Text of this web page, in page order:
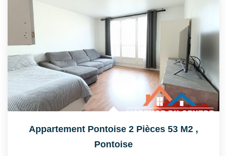
Appartement Pontoise 2 Pièces 53 M2 ,
Pontoise